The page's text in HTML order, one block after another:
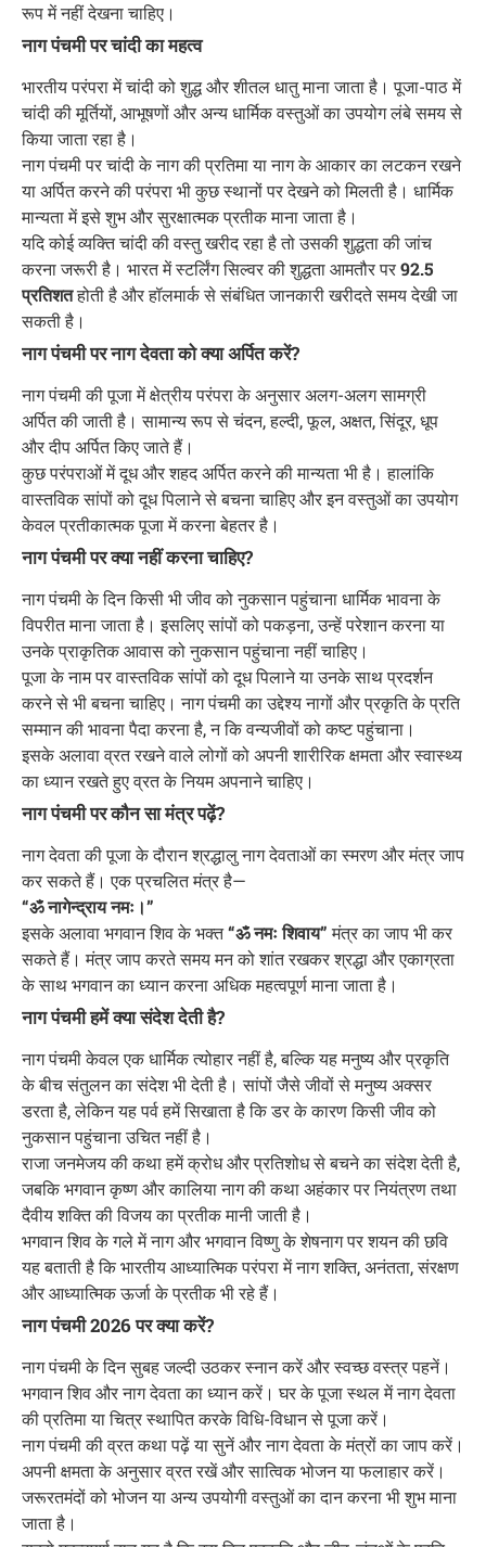
रूप में नहीं देखना चाहिए।
नाग पंचमी पर चांदी का महत्व
भारतीय परंपरा में चांदी को शुद्ध और शीतल धातु माना जाता है। पूजा-पाठ में
चांदी की मूर्तियों, आभूषणों और अन्य धार्मिक वस्तुओं का उपयोग लंबे समय से
किया जाता रहा है।
नाग पंचमी पर चांदी के नाग की प्रतिमा या नाग के आकार का लटकन रखने
या अर्पित करने की परंपरा भी कुछ स्थानों पर देखने को मिलती है। धार्मिक
मान्यता में इसे शुभ और सुरक्षात्मक प्रतीक माना जाता है।
यदि कोई व्यक्ति चांदी की वस्तु खरीद रहा है तो उसकी शुद्धता की जांच
करना जरूरी है। भारत में स्टर्लिंग सिल्वर की शुद्धता आमतौर पर92.5
प्रतिशतहोती है और हॉलमार्क से संबंधित जानकारी खरीदते समय देखी जा
सकती है।
नाग पंचमी पर नाग देवता को क्या अर्पित करें?
नाग पंचमी की पूजा में क्षेत्रीय परंपरा के अनुसार अलग-अलग सामग्री
अर्पित की जाती है। सामान्य रूप से चंदन, हल्दी, फूल, अक्षत, सिंदूर, धूप
और दीप अर्पित किए जाते हैं।
कुछ परंपराओं में दूध और शहद अर्पित करने की मान्यता भी है। हालांकि
वास्तविक सांपों को दूध पिलाने से बचना चाहिए और इन वस्तुओं का उपयोग
केवल प्रतीकात्मक पूजा में करना बेहतर है।
नाग पंचमी पर क्या नहीं करना चाहिए?
नाग पंचमी के दिन किसी भी जीव को नुकसान पहुंचाना धार्मिक भावना के
विपरीत माना जाता है। इसलिए सांपों को पकड़ना, उन्हें परेशान करना या
उनके प्राकृतिक आवास को नुकसान पहुंचाना नहीं चाहिए।
पूजा के नाम पर वास्तविक सांपों को दूध पिलाने या उनके साथ प्रदर्शन
करने से भी बचना चाहिए। नाग पंचमी का उद्देश्य नागों और प्रकृति के प्रति
सम्मान की भावना पैदा करना है, न कि वन्यजीवों को कष्ट पहुंचाना।
इसके अलावा व्रत रखने वाले लोगों को अपनी शारीरिक क्षमता और स्वास्थ्य
का ध्यान रखते हुए व्रत के नियम अपनाने चाहिए।
नाग पंचमी पर कौन सा मंत्र पढ़ें?
नाग देवता की पूजा के दौरान श्रद्धालु नाग देवताओं का स्मरण और मंत्र जाप
कर सकते हैं। एक प्रचलित मंत्र है—
“ॐ नागेन्द्राय नमः।”
इसके अलावा भगवान शिव के भक्त“ॐ नमः शिवाय”मंत्र का जाप भी कर
सकते हैं। मंत्र जाप करते समय मन को शांत रखकर श्रद्धा और एकाग्रता
के साथ भगवान का ध्यान करना अधिक महत्वपूर्ण माना जाता है।
नाग पंचमी हमें क्या संदेश देती है?
नाग पंचमी केवल एक धार्मिक त्योहार नहीं है, बल्कि यह मनुष्य और प्रकृति
के बीच संतुलन का संदेश भी देती है। सांपों जैसे जीवों से मनुष्य अक्सर
डरता है, लेकिन यह पर्व हमें सिखाता है कि डर के कारण किसी जीव को
नुकसान पहुंचाना उचित नहीं है।
राजा जनमेजय की कथा हमें क्रोध और प्रतिशोध से बचने का संदेश देती है,
जबकि भगवान कृष्ण और कालिया नाग की कथा अहंकार पर नियंत्रण तथा
दैवीय शक्ति की विजय का प्रतीक मानी जाती है।
भगवान शिव के गले में नाग और भगवान विष्णु के शेषनाग पर शयन की छवि
यह बताती है कि भारतीय आध्यात्मिक परंपरा में नाग शक्ति, अनंतता, संरक्षण
और आध्यात्मिक ऊर्जा के प्रतीक भी रहे हैं।
नाग पंचमी 2026 पर क्या करें?
नाग पंचमी के दिन सुबह जल्दी उठकर स्नान करें और स्वच्छ वस्त्र पहनें।
भगवान शिव और नाग देवता का ध्यान करें। घर के पूजा स्थल में नाग देवता
की प्रतिमा या चित्र स्थापित करके विधि-विधान से पूजा करें।
नाग पंचमी की व्रत कथा पढ़ें या सुनें और नाग देवता के मंत्रों का जाप करें।
अपनी क्षमता के अनुसार व्रत रखें और सात्विक भोजन या फलाहार करें।
जरूरतमंदों को भोजन या अन्य उपयोगी वस्तुओं का दान करना भी शुभ माना
जाता है।